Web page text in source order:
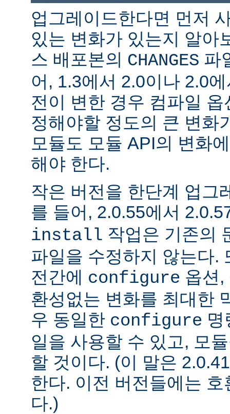
업그레이드한다면 먼저
있는 변화가 있는지 알아
스 배포본의 CHANGES 파
어, 1.3에서 2.0이나 2.0
전이 변한 경우 컴파일
정해야할 정도의 큰 변화
모듈도 모듈 API의 변화
해야 한다.
작은 버전을 한단계 업그
를 들어, 2.0.55에서
install 작업은 기존의
파일을 수정하지 않는다.
전간에 configure 옵션,
환성없는 변화를 최대한
우 동일한 configure 명
일을 사용할 수 있고, 모
할 것이다. (이 말은
한다. 이전 버전들에는
다.)